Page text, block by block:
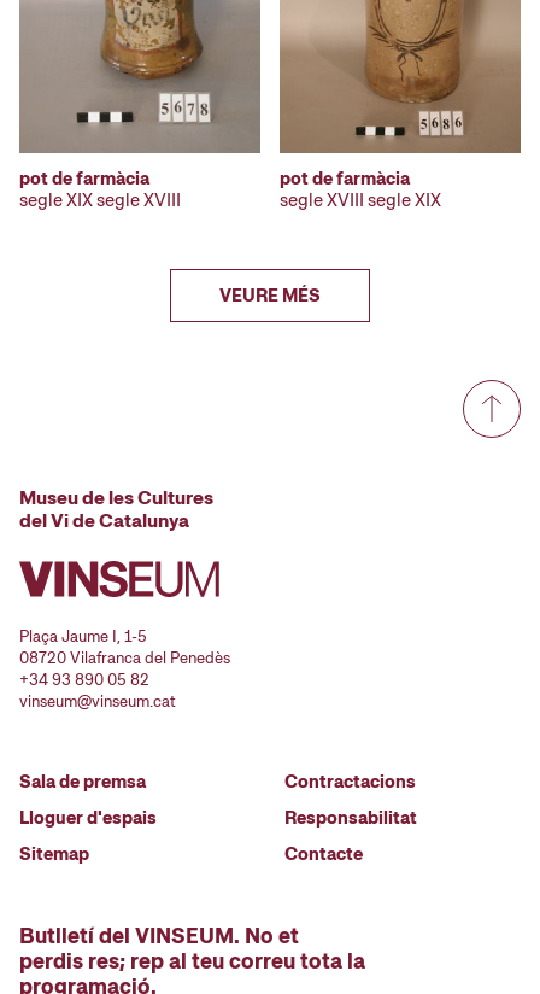
pot de farmàcia
segle XIX segle XVIII
pot de farmàcia
segle XVIII segle XIX
VEURE MÉS
Museu de les Cultures
del Vi de Catalunya
Plaça Jaume I, 1-5
08720 Vilafranca del Penedès
+34 93 890 05 82
vinseum@vinseum.cat
Sala de premsa
Lloguer d'espais
Sitemap
Contractacions
Responsabilitat
Contacte
Butlletí del VINSEUM. No et
perdis res; rep al teu correu tota la
programació.